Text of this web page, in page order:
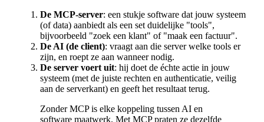
De MCP-server: een stukje software dat jouw systeem
(of data) aanbiedt als een set duidelijke "tools",
bijvoorbeeld "zoek een klant" of "maak een factuur".
De AI (de client): vraagt aan die server welke tools er
zijn, en roept ze aan wanneer nodig.
De server voert uit: hij doet de échte actie in jouw
systeem (met de juiste rechten en authenticatie, veilig
aan de serverkant) en geeft het resultaat terug.
Zonder MCP is elke koppeling tussen AI en
software maatwerk. Met MCP praten ze dezelfde